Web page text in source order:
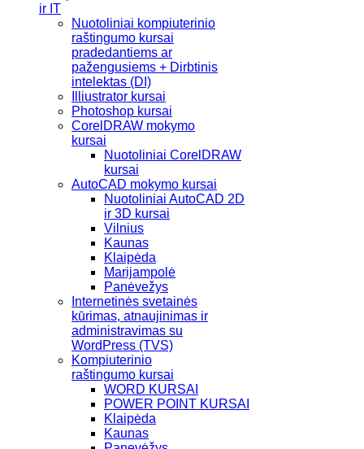
ir IT
Nuotoliniai kompiuterinio
raštingumo kursai
pradedantiems ar
pažengusiems + Dirbtinis
intelektas (DI)
Illiustrator kursai
Photoshop kursai
CorelDRAW mokymo
kursai
Nuotoliniai CorelDRAW
kursai
AutoCAD mokymo kursai
Nuotoliniai AutoCAD 2D
ir 3D kursai
Vilnius
Kaunas
Klaipėda
Marijampolė
Panėvežys
Internetinės svetainės
kūrimas, atnaujinimas ir
administravimas su
WordPress (TVS)
Kompiuterinio
raštingumo kursai
WORD KURSAI
POWER POINT KURSAI
Klaipėda
Kaunas